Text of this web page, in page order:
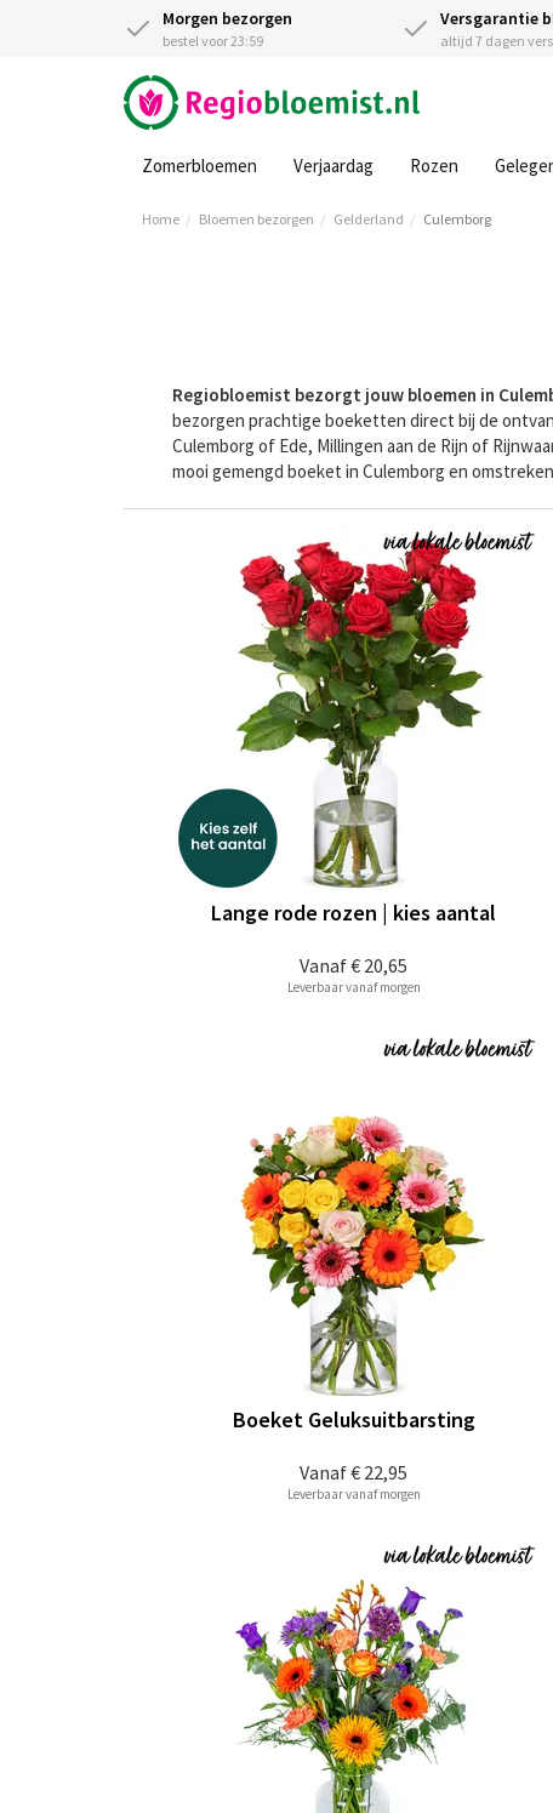
Morgen bezorgen
bestel voor 23:59
Versgarantie
altijd 7 dagen
Zomerbloemen Verjaardag Rozen
Home Bloemen bezorgen Gelderland Culemborg
Regiobloemist bezorgt jouw bloemen in
bezorgen prachtige boeketten direct bij de
Culemborg of Ede, Millingen aan de Rijn of
mooi gemengd boeket in Culemborg en
Vanaf€ 20,65
Lange rode rozen | kies aantal
Leverbaar vanaf morgen
Vanaf€ 22,95
Boeket Geluksuitbarsting
Leverbaar vanaf morgen